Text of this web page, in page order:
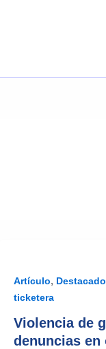
Artículo, Destacado
ticketera
Violencia de
denuncias en